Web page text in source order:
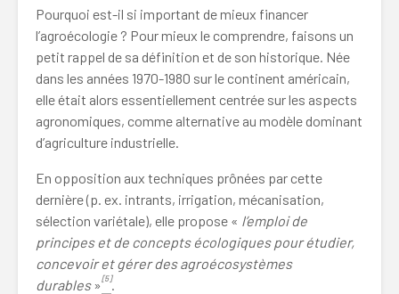
Pourquoi est-il si important de mieux financer
l’agroécologie ? Pour mieux le comprendre, faisons un
petit rappel de sa définition et de son historique. Née
dans les années 1970-1980 sur le continent américain,
elle était alors essentiellement centrée sur les aspects
agronomiques, comme alternative au modèle dominant
d’agriculture industrielle.
En opposition aux techniques prônées par cette
dernière (p. ex. intrants, irrigation, mécanisation,
sélection variétale), elle propose « l’emploi de
principes et de concepts écologiques pour étudier,
concevoir et gérer des agroécosystèmes
durables »[5].